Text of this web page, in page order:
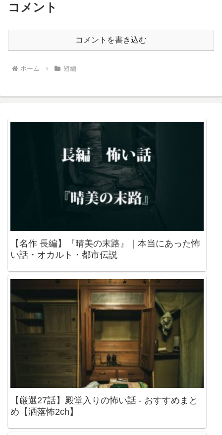
コメント
コメントを書き込む
ホーム 短編
【名作 長編】『晴美の末路』｜本当にあった怖
い話・オカルト・都市伝説
【厳選27話】殿堂入りの怖い話 - おすすめまと
め【洒落怖2ch】